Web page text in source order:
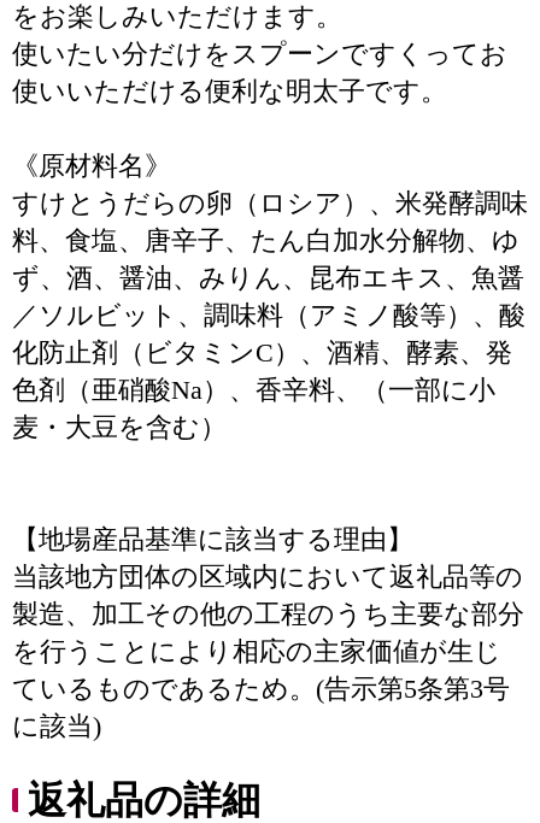
をお楽しみいただけます。
使いたい分だけをスプーンですくってお
使いいただける便利な明太子です。
《原材料名》
すけとうだらの卵（ロシア）、米発酵調味
料、食塩、唐辛子、たん白加水分解物、ゆ
ず、酒、醤油、みりん、昆布エキス、魚醤
／ソルビット、調味料（アミノ酸等）、酸
化防止剤（ビタミンC）、酒精、酵素、発
色剤（亜硝酸Na）、香辛料、（一部に小
麦・大豆を含む）
【地場産品基準に該当する理由】
当該地方団体の区域内において返礼品等の
製造、加工その他の工程のうち主要な部分
を行うことにより相応の主家価値が生じ
ているものであるため。(告示第5条第3号
に該当)
返礼品の詳細